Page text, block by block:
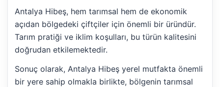
Antalya Hibeş, hem tarımsal hem de ekonomik
açıdan bölgedeki çiftçiler için önemli bir üründür.
Tarım pratiği ve iklim koşulları, bu türün kalitesini
doğrudan etkilemektedir.
Sonuç olarak, Antalya Hibeş yerel mutfakta önemli
bir yere sahip olmakla birlikte, bölgenin tarımsal